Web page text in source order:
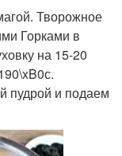
Творожное
Горками в
на 15-20
пудрой и подаем